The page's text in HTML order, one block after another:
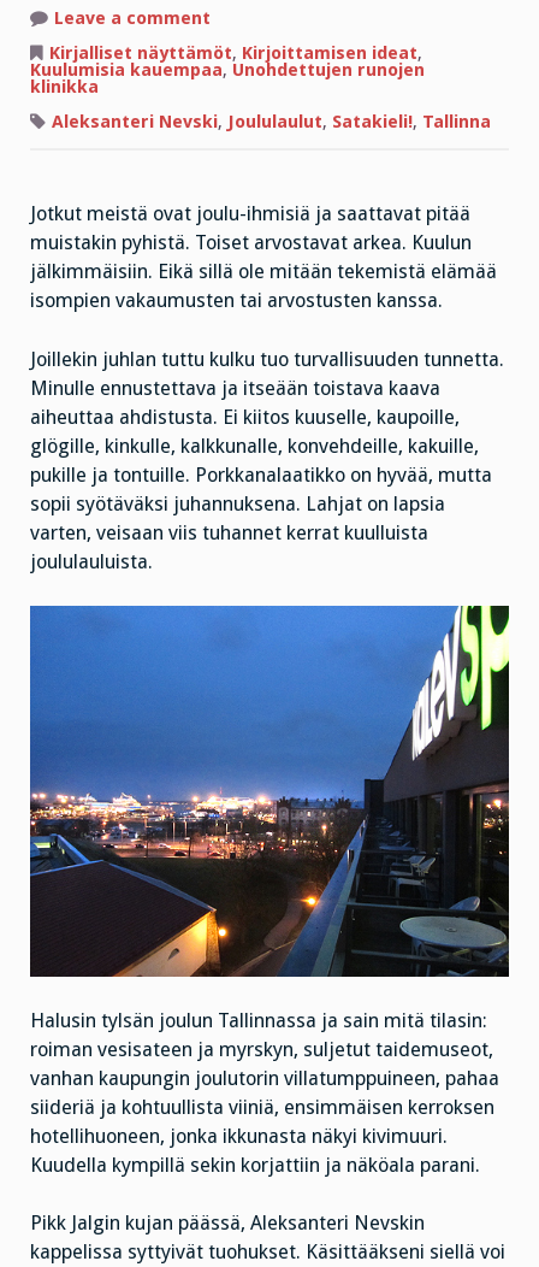
Leave a comment
tyypin
Tallinnan-
joulu
Kirjalliset näyttämöt, Kirjoittamisen ideat,
Kuulumisia kauempaa, Unohdettujen runojen
klinikka
Aleksanteri Nevski, Joululaulut, Satakieli!, Tallinna
Jotkut meistä ovat joulu-ihmisiä ja saattavat pitää
muistakin pyhistä. Toiset arvostavat arkea. Kuulun
jälkimmäisiin. Eikä sillä ole mitään tekemistä elämää
isompien vakaumusten tai arvostusten kanssa.
Joillekin juhlan tuttu kulku tuo turvallisuuden tunnetta.
Minulle ennustettava ja itseään toistava kaava
aiheuttaa ahdistusta. Ei kiitos kuuselle, kaupoille,
glögille, kinkulle, kalkkunalle, konvehdeille, kakuille,
pukille ja tontuille. Porkkanalaatikko on hyvää, mutta
sopii syötäväksi juhannuksena. Lahjat on lapsia
varten, veisaan viis tuhannet kerrat kuulluista
joululauluista.
Halusin tylsän joulun Tallinnassa ja sain mitä tilasin:
roiman vesisateen ja myrskyn, suljetut taidemuseot,
vanhan kaupungin joulutorin villatumppuineen, pahaa
siideriä ja kohtuullista viiniä, ensimmäisen kerroksen
hotellihuoneen, jonka ikkunasta näkyi kivimuuri.
Kuudella kympillä sekin korjattiin ja näköala parani.
Pikk Jalgin kujan päässä, Aleksanteri Nevskin
kappelissa syttyivät tuohukset. Käsittääkseni siellä voi